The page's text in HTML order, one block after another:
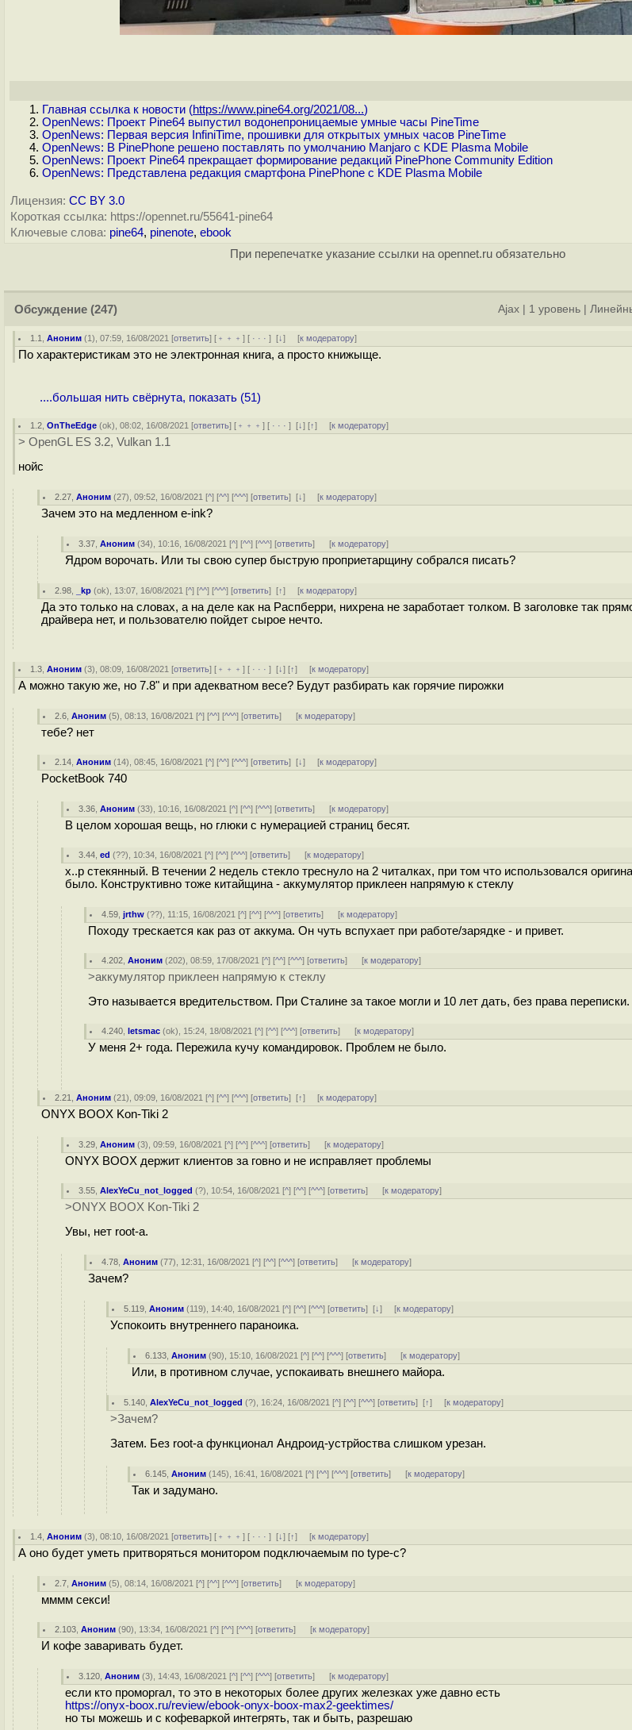
Главная ссылка к новости (https://www.pine64.org/2021/08...)
OpenNews: Проект Pine64 выпустил водонепроницаемые умные часы PineTime
OpenNews: Первая версия InfiniTime, прошивки для открытых умных часов PineTime
OpenNews: В PinePhone решено поставлять по умолчанию Manjaro c KDE Plasma Mobile
OpenNews: Проект Pine64 прекращает формирование редакций PinePhone Community Edition
OpenNews: Представлена редакция смартфона PinePhone с KDE Plasma Mobile
Лицензия: CC BY 3.0
Короткая ссылка: https://opennet.ru/55641-pine64
Ключевые слова: pine64, pinenote, ebook
При перепечатке указание ссылки на opennet.ru обязательно
Обсуждение (247) Ajax 1 уровень
1.1 ,Аноним (1), 07:59, 16/08/2021 [ответить] [ ﹢﹢﹢] [ · · ·][↓] [к модератору]
По характеристикам это не электронная книга, а просто книжыще.
....большая нить свёрнута, показать (51)
1.2 ,OnTheEdge (ok), 08:02, 16/08/2021 [ответить] [ ﹢﹢﹢] [ · · ·][↓] [↑] [к модератору]
> OpenGL ES 3.2, Vulkan 1.1
нойс
2.27 ,Аноним (27), 09:52, 16/08/2021 [^] [^^] [^^^] [ответить][↓] [к модератору]
Зачем это на медленном e-ink?
3.37 ,Аноним (34), 10:16, 16/08/2021 [^] [^^] [^^^] [ответить] [к модератору]
Ядром ворочать. Или ты свою супер быструю проприетарщину собрался писать?
2.98 _kp (ok), 13:07, 16/08/2021 [^] [^^] [^^^] [ответить][↑] [к модератору]
Да это только на словах, а на деле как на Распберри, нихрена не заработает толком. В заголовке так
драйвера нет, и пользователю пойдет сырое нечто.
1.3 ,Аноним (3), 08:09, 16/08/2021 [ответить] [ ﹢﹢﹢] [ · · ·][↓] [↑] [к модератору]
А можно такую же, но 7.8" и при адекватном весе? Будут разбирать как горячие пирожки
2.6 ,Аноним (5), 08:13, 16/08/2021 [^] [^^] [^^^] [ответить] [к модератору]
тебе? нет
2.14 ,Аноним (14), 08:45, 16/08/2021 [^] [^^] [^^^] [ответить][↓] [к модератору]
PocketBook 740
3.36 ,Аноним (33), 10:16, 16/08/2021 [^] [^^] [^^^] [ответить] [к модератору]
В целом хорошая вещь, но глюки с нумерацией страниц бесят.
3.44 ,ed (??), 10:34, 16/08/2021 [^] [^^] [^^^] [ответить] [к модератору]
х..р стекянный. В течении 2 недель стекло треснуло на 2 читалках, при том что использовался
было. Конструктивно тоже китайщина - аккумулятор приклеен напрямую к стеклу
4.59 ,jrthw (??), 11:15, 16/08/2021 [^] [^^] [^^^] [ответить] [к модератору]
Походу трескается как раз от аккума. Он чуть вспухает при работе/зарядке - и привет.
4.202 ,Аноним (202), 08:59, 17/08/2021 [^] [^^] [^^^] [ответить] [к модератору]
>аккумулятор приклеен напрямую к стеклу
Это называется вредительством. При Сталине за такое могли и 10 лет дать, без права переписки.
4.240 ,letsmac (ok), 15:24, 18/08/2021 [^] [^^] [^^^] [ответить] [к модератору]
У меня 2+ года. Пережила кучу командировок. Проблем не было.
2.21 ,Аноним (21), 09:09, 16/08/2021 [^] [^^] [^^^] [ответить][↑] [к модератору]
ONYX BOOX Kon-Tiki 2
3.29 ,Аноним (3), 09:59, 16/08/2021 [^] [^^] [^^^] [ответить] [к модератору]
ONYX BOOX держит клиентов за говно и не исправляет проблемы
3.55 ,AlexYeCu_not_logged (?), 10:54, 16/08/2021 [^] [^^] [^^^] [ответить] [к модератору]
>ONYX BOOX Kon-Tiki 2
Увы, нет root-а.
4.78 ,Аноним (77), 12:31, 16/08/2021 [^] [^^] [^^^] [ответить] [к модератору]
Зачем?
5.119 ,Аноним (119), 14:40, 16/08/2021 [^] [^^] [^^^] [ответить][↓] [к модератору]
Успокоить внутреннего параноика.
6.133 ,Аноним (90), 15:10, 16/08/2021 [^] [^^] [^^^] [ответить] [к модератору]
Или, в противном случае, успокаивать внешнего майора.
5.140 ,AlexYeCu_not_logged (?), 16:24, 16/08/2021 [^] [^^] [^^^] [ответить][↑] [к модератору]
>Зачем?
Затем. Без root-а функционал Андроид-устрйоства слишком урезан.
6.145 ,Аноним (145), 16:41, 16/08/2021 [^] [^^] [^^^] [ответить] [к модератору]
Так и задумано.
1.4 ,Аноним (3), 08:10, 16/08/2021 [ответить] [ ﹢﹢﹢] [ · · ·][↓] [↑] [к модератору]
А оно будет уметь притворяться монитором подключаемым по type-c?
2.7 ,Аноним (5), 08:14, 16/08/2021 [^] [^^] [^^^] [ответить] [к модератору]
мммм секси!
2.103 ,Аноним (90), 13:34, 16/08/2021 [^] [^^] [^^^] [ответить] [к модератору]
И кофе заваривать будет.
3.120 ,Аноним (3), 14:43, 16/08/2021 [^] [^^] [^^^] [ответить] [к модератору]
если кто проморгал, то это в некоторых более других железках уже давно есть
https://onyx-boox.ru/review/ebook-onyx-boox-max2-geektimes/
но ты можешь и с кофеваркой интегрять, так и быть, разрешаю